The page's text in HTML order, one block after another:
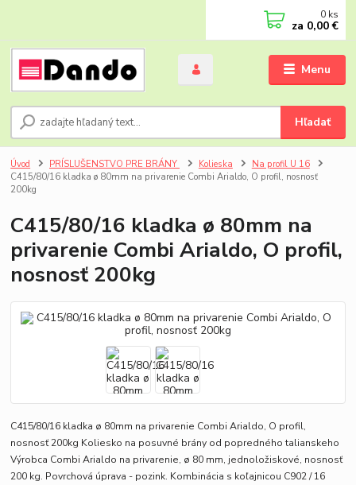
Menu
Hľadať
0 ks
za 0,00 €
Úvod PRÍSLUŠENSTVO PRE BRÁNY Kolieska
Na profil U 16
C415/80/16 kladka ø 80mm na privarenie Combi Arialdo, O profil, nosnosť
200kg
C415/80/16 kladka ø 80mm na
privarenie Combi Arialdo, O profil,
nosnosť 200kg
C415/80/16 kladka ø 80mm na privarenie Combi Arialdo, O profil,
nosnosť 200kg Koliesko na posuvné brány od popredného talianskeho
Výrobca Combi Arialdo na privarenie, ø 80 mm, jednoložiskové, nosnosť
200 kg. Povrchová úprava - pozink. Kombinácia s koľajnicou C902 / 16